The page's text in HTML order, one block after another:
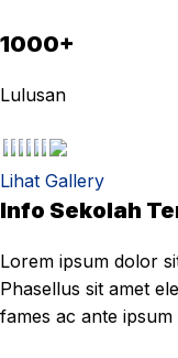
1000+
Lulusan
Lihat Gallery
Info Sekolah
Lorem ipsum dolor
Phasellus sit amet
fames ac ante